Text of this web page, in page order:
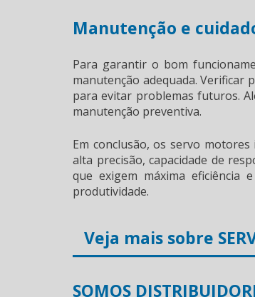
Manutenção e
Para garantir o bom
manutenção adequada. Verificar
para evitar problemas futuros.
manutenção preventiva.
Em conclusão, os servo
alta precisão, capacidade de
que exigem máxima eficiência
produtividade.
Veja mais sobre
SOMOS